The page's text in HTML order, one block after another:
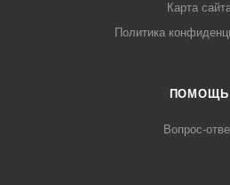
Карта
Политика
ПОМОЩЬ
Вопрос-